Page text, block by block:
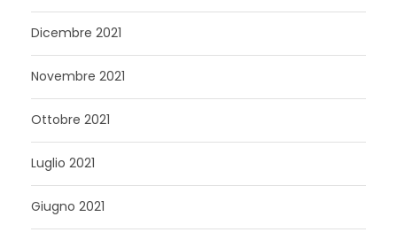
Dicembre 2021
Novembre 2021
Ottobre 2021
Luglio 2021
Giugno 2021